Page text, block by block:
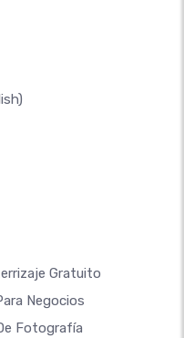
Gratuito
Negocios
Fotografía